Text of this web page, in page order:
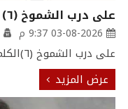
على درب الشموخ (٦) الكلمة أمانة
03-08-2026 9:37 م
على درب الشموخ (٦)الكلمة أمانة
عرض المزيد